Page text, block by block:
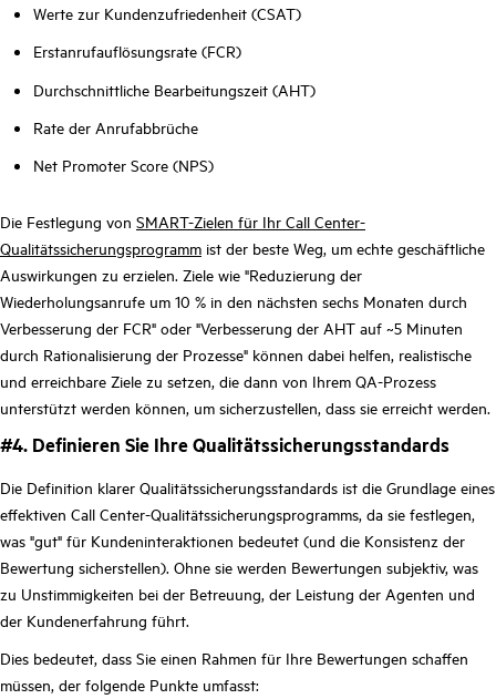
Werte zur Kundenzufriedenheit (CSAT)
Erstanrufauflösungsrate (FCR)
Durchschnittliche Bearbeitungszeit (AHT)
Rate der Anrufabbrüche
Net Promoter Score (NPS)
Die Festlegung von SMART-Zielen für Ihr Call Center-
Qualitätssicherungsprogramm ist der beste Weg, um echte geschäftliche
Auswirkungen zu erzielen. Ziele wie "Reduzierung der
Wiederholungsanrufe um 10 % in den nächsten sechs Monaten durch
Verbesserung der FCR" oder "Verbesserung der AHT auf ~5 Minuten
durch Rationalisierung der Prozesse" können dabei helfen, realistische
und erreichbare Ziele zu setzen, die dann von Ihrem QA-Prozess
unterstützt werden können, um sicherzustellen, dass sie erreicht werden.
#4. Definieren Sie Ihre Qualitätssicherungsstandards
Die Definition klarer Qualitätssicherungsstandards ist die Grundlage eines
effektiven Call Center-Qualitätssicherungsprogramms, da sie festlegen,
was "gut" für Kundeninteraktionen bedeutet (und die Konsistenz der
Bewertung sicherstellen). Ohne sie werden Bewertungen subjektiv, was
zu Unstimmigkeiten bei der Betreuung, der Leistung der Agenten und
der Kundenerfahrung führt.
Dies bedeutet, dass Sie einen Rahmen für Ihre Bewertungen schaffen
müssen, der folgende Punkte umfasst: